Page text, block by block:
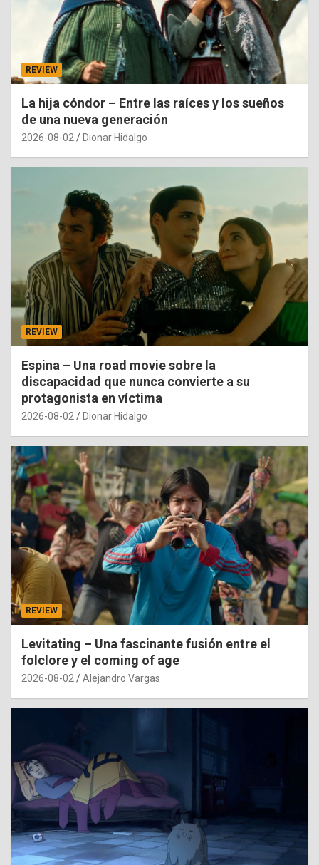
REVIEW
La hija cóndor – Entre las raíces y los sueños
de una nueva generación
2026-08-02 Dionar Hidalgo
REVIEW
Espina – Una road movie sobre la
discapacidad que nunca convierte a su
protagonista en víctima
2026-08-02 Dionar Hidalgo
REVIEW
Levitating – Una fascinante fusión entre el
folclore y el coming of age
2026-08-02 Alejandro Vargas